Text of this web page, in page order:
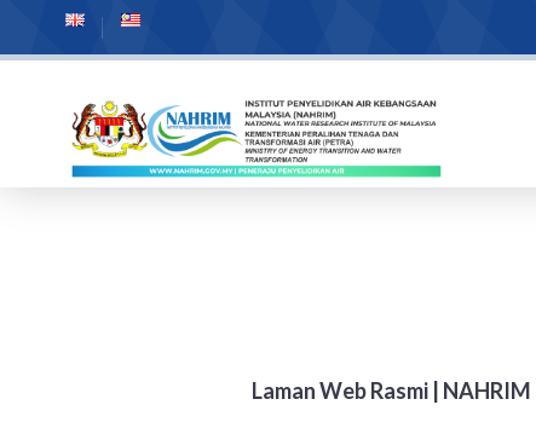
Laman Web Rasmi | NAHRIM